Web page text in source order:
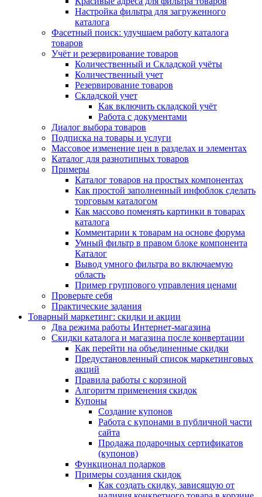
Настройка фильтра для загруженного
каталога
Фасетный поиск: улучшаем работу каталога
товаров
Учёт и резервирование товаров
Количественный и Складской учёты
Количественный учет
Резервирование товаров
Складской учет
Как включить складской учёт
Работа с документами
Диалог выбора товаров
Подписка на товары и услуги
Массовое изменение цен в разделах и элементах
Каталог для разнотипных товаров
Примеры
Каталог товаров на простых компонентах
Как простой заполненный инфоблок сделать
торговым каталогом
Как массово поменять картинки в товарах
каталога
Комментарии к товарам на основе форума
Умный фильтр в правом блоке компонента
Каталог
Вывод умного фильтра во включаемую
область
Пример группового управления ценами
Проверьте себя
Практические задания
Товарный маркетинг: скидки и акции
Два режима работы Интернет-магазина
Скидки каталога и магазина после конвертации
Как перейти на объединенные скидки
Предустановленный список маркетинговых
акций
Правила работы с корзиной
Алгоритм применения скидок
Купоны
Создание купонов
Работа с купонами в публичной части
сайта
Продажа подарочных сертификатов
(купонов)
Функционал подарков
Примеры создания скидок
Как создать скидку, зависящую от